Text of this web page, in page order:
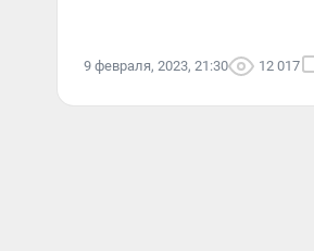
9 февраля, 2023, 21:30 12 017